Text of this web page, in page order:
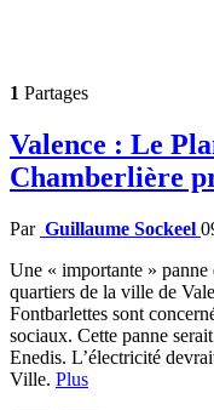
1 Partages
Valence : Le
Chamberlière
Par Guillaume Sockeel
Une « importante »
quartiers de la ville de
Fontbarlettes sont
sociaux. Cette panne
Enedis. L’électricité
Ville. Plus